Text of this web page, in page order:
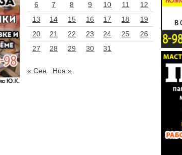
6
7 8 9 10 11
12
13
14 15 16 17 18
19
20
21 22 23 24 25
26
27
28 29 30 31
« Сен Ноя »